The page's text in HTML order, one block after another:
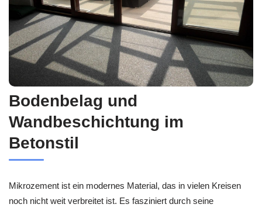
Bodenbelag und
Wandbeschichtung im
Betonstil
Mikrozement ist ein modernes Material, das in vielen Kreisen
noch nicht weit verbreitet ist. Es fasziniert durch seine